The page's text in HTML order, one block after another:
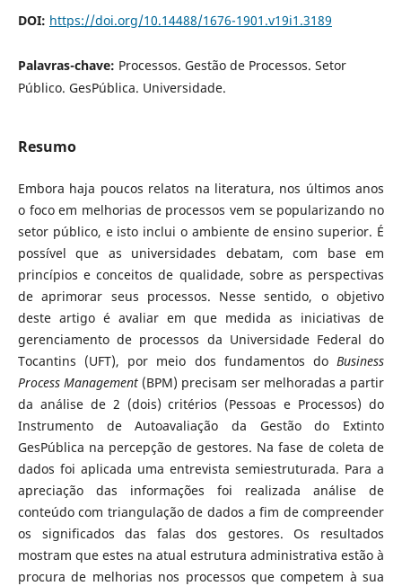
DOI: https://doi.org/10.14488/1676-1901.v19i1.3189
Palavras-chave: Processos. Gestão de Processos. Setor
Público. GesPública. Universidade.
Resumo
Embora haja poucos relatos na literatura, nos últimos anos
o foco em melhorias de processos vem se popularizando no
setor público, e isto inclui o ambiente de ensino superior. É
possível que as universidades debatam, com base em
princípios e conceitos de qualidade, sobre as perspectivas
de aprimorar seus processos. Nesse sentido, o objetivo
deste artigo é avaliar em que medida as iniciativas de
gerenciamento de processos da Universidade Federal do
Tocantins (UFT), por meio dos fundamentos doBusiness
Process Management (BPM) precisam ser melhoradas a partir
da análise de 2 (dois) critérios (Pessoas e Processos) do
Instrumento de Autoavaliação da Gestão do Extinto
GesPública na percepção de gestores. Na fase de coleta de
dados foi aplicada uma entrevista semiestruturada. Para a
apreciação das informações foi realizada análise de
conteúdo com triangulação de dados a fim de compreender
os significados das falas dos gestores. Os resultados
mostram que estes na atual estrutura administrativa estão à
procura de melhorias nos processos que competem à sua